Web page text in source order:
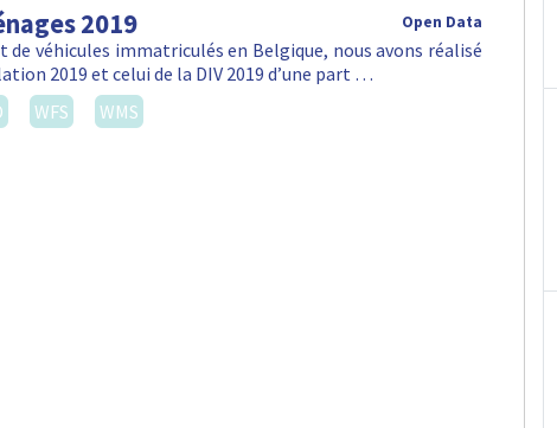
2019 Open Data
véhicules immatriculés en Belgique, nous avons réalisé
2019 et celui de la DIV 2019 d’une part …
WFS WMS